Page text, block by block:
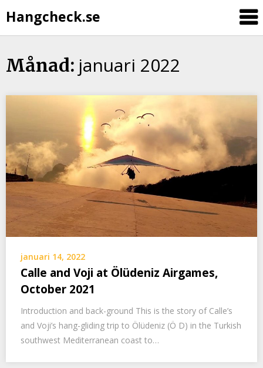
Hangcheck.se
Månad: januari 2022
januari 14, 2022
Calle and Voji at Ölüdeniz Airgames,
October 2021
Introduction and back-ground This is the story of Calle’s
and Voji’s hang-gliding trip to Ölüdeniz (Ö D) in the Turkish
southwest Mediterranean coast to…